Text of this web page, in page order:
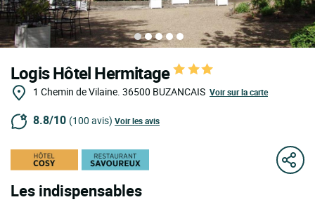
Logis Hôtel Hermitage
1 Chemin de Vilaine. 36500 BUZANCAIS Voir sur la carte
8.8/10 (100 avis) Voir les avis
Les indispensables